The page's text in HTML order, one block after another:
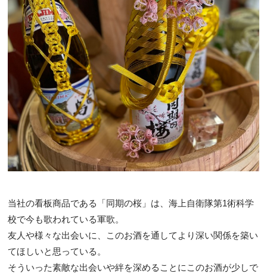
当社の看板商品である「同期の桜」は、海上自衛隊第1術科学
校で今も歌われている軍歌。
友人や様々な出会いに、このお酒を通してより深い関係を築い
てほしいと思っている。
そういった素敵な出会いや絆を深めることにこのお酒が少しで